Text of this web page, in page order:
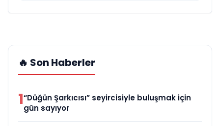
🔥 Son Haberler
1“Düğün Şarkıcısı” seyircisiyle buluşmak için
gün sayıyor